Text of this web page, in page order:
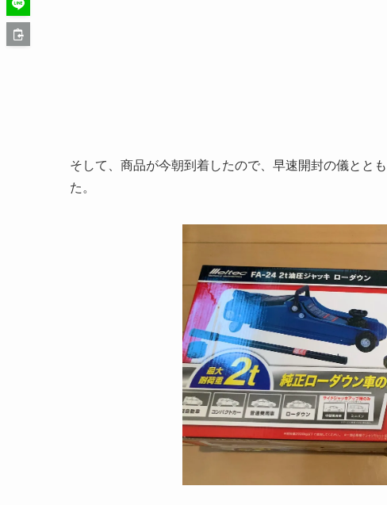
そして、商品が今朝到着したので、早速開封の儀とと
た。